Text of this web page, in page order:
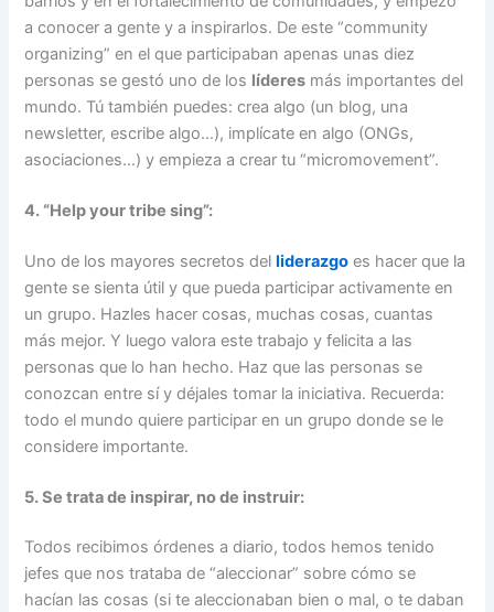
a conocer a gente y a inspirarlos. De este “community
organizing” en el que participaban apenas unas diez
personas se gestó uno de los líderes más importantes del
mundo. Tú también puedes: crea algo (un blog, una
newsletter, escribe algo…), implícate en algo (ONGs,
asociaciones…) y empieza a crear tu “micromovement”.
4. “Help your tribe sing”:
Uno de los mayores secretos delliderazgo es hacer que la
gente se sienta útil y que pueda participar activamente en
un grupo. Hazles hacer cosas, muchas cosas, cuantas
más mejor. Y luego valora este trabajo y felicita a las
personas que lo han hecho. Haz que las personas se
conozcan entre sí y déjales tomar la iniciativa. Recuerda:
todo el mundo quiere participar en un grupo donde se le
considere importante.
5. Se trata de inspirar, no de instruir:
Todos recibimos órdenes a diario, todos hemos tenido
jefes que nos trataba de “aleccionar” sobre cómo se
hacían las cosas (si te aleccionaban bien o mal, o te daban